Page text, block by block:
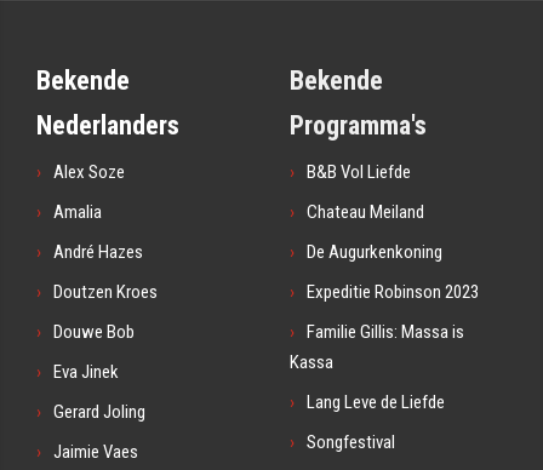
Bekende
Nederlanders
Alex Soze
Amalia
André Hazes
Doutzen Kroes
Douwe Bob
Eva Jinek
Gerard Joling
Jaimie Vaes
Bekende
Programma's
B&B Vol Liefde
Chateau Meiland
De Augurkenkoning
Expeditie Robinson 2023
Familie Gillis: Massa is
Kassa
Lang Leve de Liefde
Songfestival